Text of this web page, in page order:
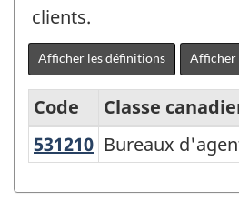
clients.
Afficher les définitions Afficher
Système
Code
Classe
531210 Bureaux
Bureaux